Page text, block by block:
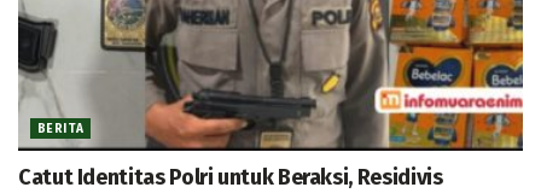
BERITA
Catut Identitas Polri untuk Beraksi, Residivis